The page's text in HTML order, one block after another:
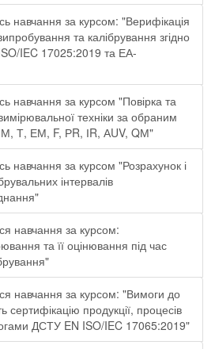
навчання за курсом: "Верифікація
та калібрування згідно
IEC 17025:2019 та ЕА-
навчання за курсом "Повірка та
техніки за обраним
Т, ЕМ, F, РR, ІR, АUV, QМ"
навчання за курсом "Розрахунок і
інтервалів
навчання за курсом:
та її оцінювання під час
навчання за курсом: "Вимоги до
сертифікацію продукції, процесів
ДСТУ EN ISO/IEC 17065:2019"